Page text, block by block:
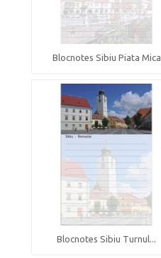
Blocnotes Sibiu Piata Mica
Blocnotes Sibiu Turnul...